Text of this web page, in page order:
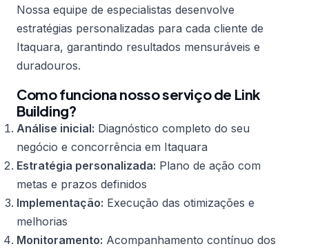
Nossa equipe de especialistas desenvolve
estratégias personalizadas para cada cliente de
Itaquara, garantindo resultados mensuráveis e
duradouros.
Como funciona nosso serviço de Link
Building?
Análise inicial: Diagnóstico completo do seu
negócio e concorrência em Itaquara
Estratégia personalizada: Plano de ação com
metas e prazos definidos
Implementação: Execução das otimizações e
melhorias
Monitoramento: Acompanhamento contínuo dos